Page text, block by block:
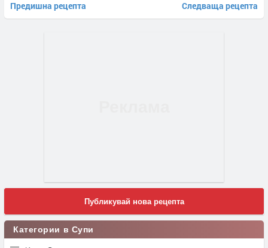
Предишна рецепта Следваща рецепта
Публикувай нова рецепта
Категории в Супи